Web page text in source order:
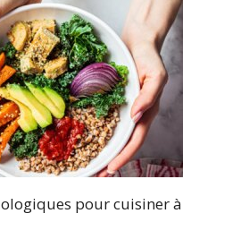
pour cuisiner à